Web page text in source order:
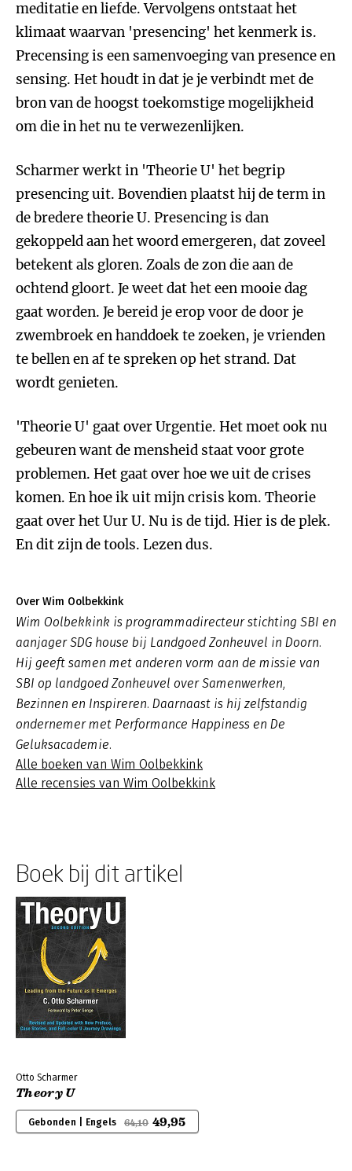
meditatie en liefde. Vervolgens ontstaat het
klimaat waarvan 'presencing' het kenmerk is.
Precensing is een samenvoeging van presence en
sensing. Het houdt in dat je je verbindt met de
bron van de hoogst toekomstige mogelijkheid
om die in het nu te verwezenlijken.
Scharmer werkt in 'Theorie U' het begrip
presencing uit. Bovendien plaatst hij de term in
de bredere theorie U. Presencing is dan
gekoppeld aan het woord emergeren, dat zoveel
betekent als gloren. Zoals de zon die aan de
ochtend gloort. Je weet dat het een mooie dag
gaat worden. Je bereid je erop voor de door je
zwembroek en handdoek te zoeken, je vrienden
te bellen en af te spreken op het strand. Dat
wordt genieten.
'Theorie U' gaat over Urgentie. Het moet ook nu
gebeuren want de mensheid staat voor grote
problemen. Het gaat over hoe we uit de crises
komen. En hoe ik uit mijn crisis kom. Theorie
gaat over het Uur U. Nu is de tijd. Hier is de plek.
En dit zijn de tools. Lezen dus.
Over Wim Oolbekkink
Wim Oolbekkink is programmadirecteur stichting SBI en
aanjager SDG house bij Landgoed Zonheuvel in Doorn.
Hij geeft samen met anderen vorm aan de missie van
SBI op landgoed Zonheuvel over Samenwerken,
Bezinnen en Inspireren. Daarnaast is hij zelfstandig
ondernemer met Performance Happiness en De
Geluksacademie.
Alle boeken van Wim Oolbekkink
Alle recensies van Wim Oolbekkink
Boek bij dit artikel
Otto Scharmer
Theory U
Gebonden | Engels 64,10 49,95